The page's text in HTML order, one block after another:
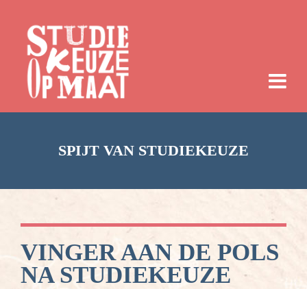
SPIJT VAN STUDIEKEUZE
VINGER AAN DE POLS
NA STUDIEKEUZE